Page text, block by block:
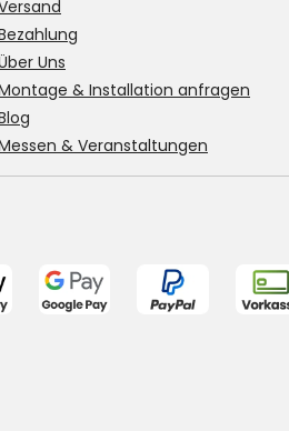
Uns
& Installation anfragen
& Veranstaltungen